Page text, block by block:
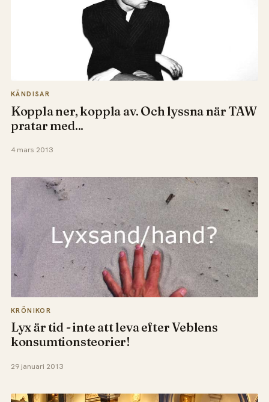
KÄNDISAR
Koppla ner, koppla av. Och lyssna när TAW
pratar med...
4 mars 2013
KRÖNIKOR
Lyx är tid - inte att leva efter Veblens
konsumtionsteorier!
29 januari 2013